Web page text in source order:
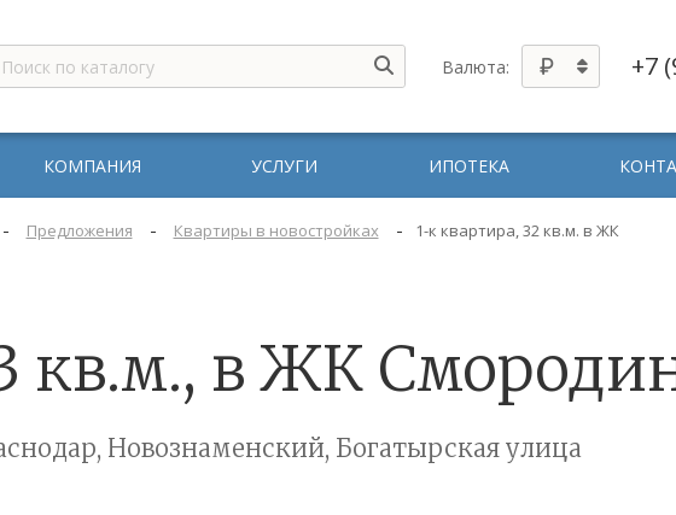
Валюта: +7
КОМПАНИЯ УСЛУГИ ИПОТЕКА
- Предложения - Квартиры в новостройках - 1-к квартира, 32 кв.м. в ЖК
кв.м., в ЖК
Новознаменский, Богатырская улица